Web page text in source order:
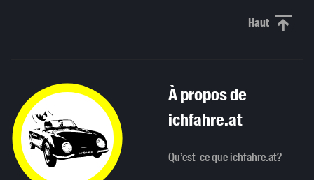
HautHaut de
À propos de
ichfahre.at
Qu’est-ce que ichfahre.at?